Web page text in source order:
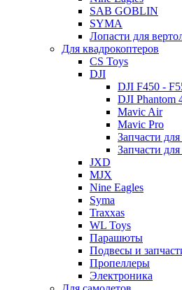
SAB GOBLIN
SYMA
Лопасти для
Для квадрокоптеров
CS Toys
DJI
DJI F450 -
DJI Phantom
Mavic Air
Mavic Pro
Запчасти
Запчасти
JXD
MJX
Nine Eagles
Syma
Traxxas
WL Toys
Парашюты
Подвесы и
Пропеллеры
Электроника